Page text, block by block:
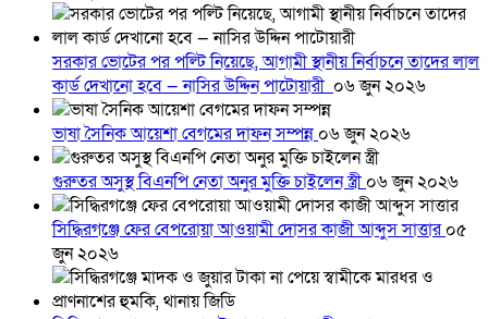
সরকার ভোটের পর পল্টি নিয়েছে, আগামী স্থানীয় নির্বাচনে তাদের লাল
কার্ড দেখানো হবে — নাসির উদ্দিন পাটোয়ারী ০৬ জুন ২০২৬
ভাষা সৈনিক আয়েশা বেগমের দাফন সম্পন্ন ০৬ জুন ২০২৬
গুরুতর অসুস্থ বিএনপি নেতা অনুর মুক্তি চাইলেন স্ত্রী০৬ জুন ২০২৬
সিদ্ধিরগঞ্জে ফের বেপরোয়া আওয়ামী দোসর কাজী আব্দুস সাত্তার০৫
জুন ২০২৬